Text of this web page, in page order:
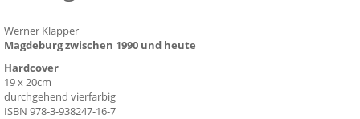
Werner Klapper
Magdeburg zwischen 1990 und heute
Hardcover
19 x 20cm
durchgehend vierfarbig
ISBN 978-3-938247-16-7